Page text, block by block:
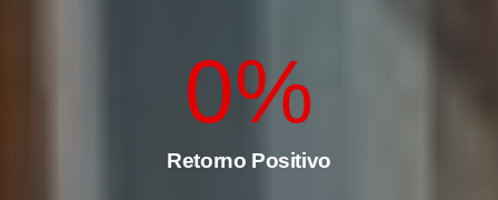
0%
Retorno Positivo